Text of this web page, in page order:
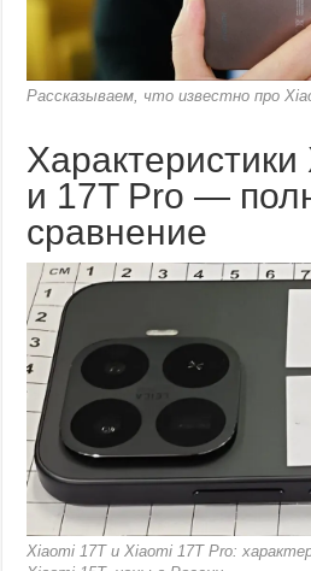
Рассказываем, что известно про
и 17T Pro —
сравнение
Xiaomi 17T и Xiaomi 17T Pro: